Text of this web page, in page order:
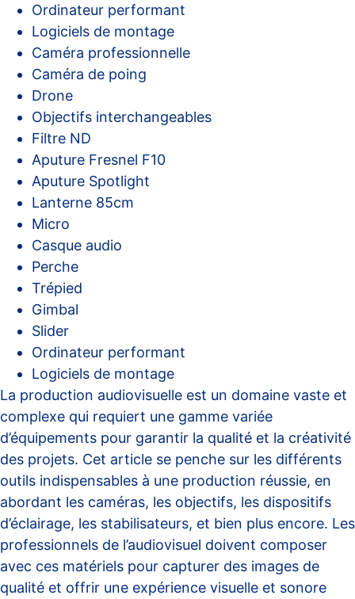
Ordinateur performant
Logiciels de montage
Caméra professionnelle
Caméra de poing
Drone
Objectifs interchangeables
Filtre ND
Aputure Fresnel F10
Aputure Spotlight
Lanterne 85cm
Micro
Casque audio
Perche
Trépied
Gimbal
Slider
Ordinateur performant
Logiciels de montage
La production audiovisuelle est un domaine vaste et
complexe qui requiert une gamme variée
d’équipements pour garantir la qualité et la créativité
des projets. Cet article se penche sur les différents
outils indispensables à une production réussie, en
abordant les caméras, les objectifs, les dispositifs
d’éclairage, les stabilisateurs, et bien plus encore. Les
professionnels de l’audiovisuel doivent composer
avec ces matériels pour capturer des images de
qualité et offrir une expérience visuelle et sonore